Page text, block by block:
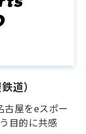
道）
古屋をeスポー
目的に共感